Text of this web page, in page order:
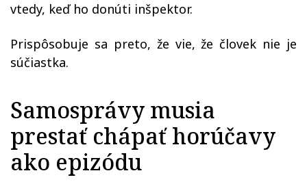
vtedy, keď ho donúti inšpektor.
Prispôsobuje sa preto, že vie, že človek nie je
súčiastka.
Samosprávy musia
prestať chápať horúčavy
ako epizódu